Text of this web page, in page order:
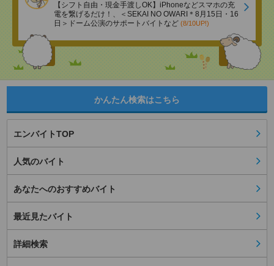
【シフト自由・現金手渡しOK】iPhoneなどスマホの充
電を繋げるだけ！、＜SEKAI NO OWARI＊8月15日・16
日＞ドーム公演のサポートバイトなど (8/10UP!)
かんたん検索はこちら
エンバイトTOP
人気のバイト
あなたへのおすすめバイト
最近見たバイト
詳細検索